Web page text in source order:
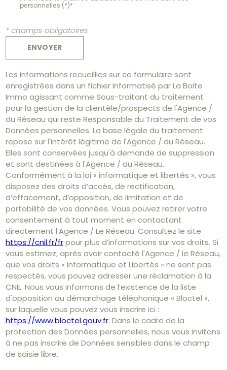
personnelles (*)*
* champs obligatoires
ENVOYER
Les informations recueillies sur ce formulaire sont
enregistrées dans un fichier informatisé par La Boite
Immo agissant comme Sous-traitant du traitement
pour la gestion de la clientèle/prospects de l'Agence /
du Réseau qui reste Responsable du Traitement de vos
Données personnelles. La base légale du traitement
repose sur l'intérêt légitime de l'Agence / du Réseau.
Elles sont conservées jusqu'à demande de suppression
et sont destinées à l'Agence / au Réseau.
Conformément à la loi « informatique et libertés », vous
disposez des droits d’accès, de rectification,
d’effacement, d’opposition, de limitation et de
portabilité de vos données. Vous pouvez retirer votre
consentement à tout moment en contactant
directement l’Agence / Le Réseau. Consultez le site
https://cnil.fr/frpour plus d’informations sur vos droits. Si
vous estimez, après avoir contacté l'Agence / le Réseau,
que vos droits « Informatique et Libertés » ne sont pas
respectés, vous pouvez adresser une réclamation à la
CNIL. Nous vous informons de l’existence de la liste
d'opposition au démarchage téléphonique « Bloctel »,
sur laquelle vous pouvez vous inscrire ici :
https://www.bloctel.gouv.fr. Dans le cadre de la
protection des Données personnelles, nous vous invitons
à ne pas inscrire de Données sensibles dans le champ
de saisie libre.